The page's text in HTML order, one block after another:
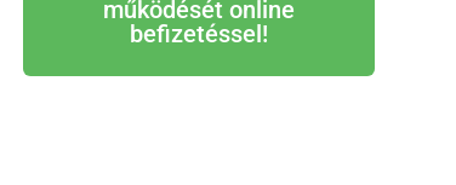
működését online
befizetéssel!